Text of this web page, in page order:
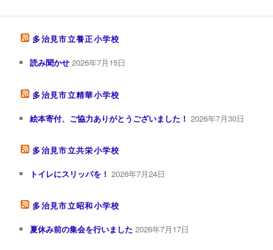
多治見市立養正小学校
読み聞かせ 2026年7月15日
多治見市立精華小学校
絵本寄付、ご協力ありがとうございました！ 2026年7月30日
多治見市立共栄小学校
トイレにスリッパを！ 2026年7月24日
多治見市立昭和小学校
夏休み前の集会を行いました 2026年7月17日